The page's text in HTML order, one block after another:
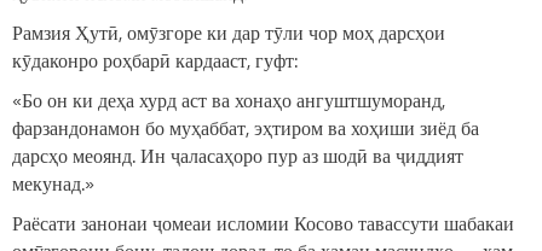
Рамзия Ҳутӣ, омӯзгоре ки дар тӯли чор моҳ дарсҳои
кӯдаконро роҳбарӣ кардааст, гуфт:
«Бо он ки деҳа хурд аст ва хонаҳо ангуштшуморанд,
фарзандонамон бо муҳаббат, эҳтиром ва хоҳиши зиёд ба
дарсҳо меоянд. Ин ҷаласаҳоро пур аз шодӣ ва ҷиддият
мекунад.»
Раёсати занонаи ҷомеаи исломии Косово тавассути шабакаи